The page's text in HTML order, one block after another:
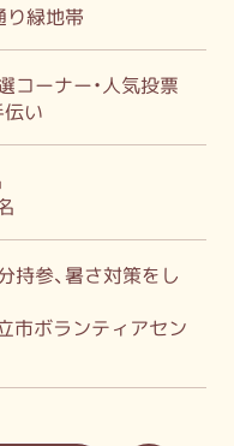
り緑地帯
コーナー・人気投票
い
持参、暑さ対策をし
市ボランティアセン